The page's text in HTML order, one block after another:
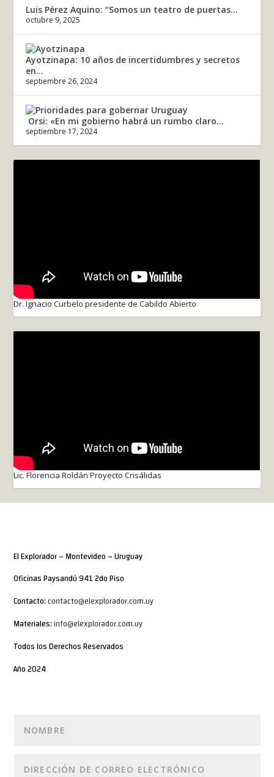
Luis Pérez Aquino: “Somos un teatro de puertas...
octubre 9, 2025
Ayotzinapa: 10 años de incertidumbres y secretos
en...
septiembre 26, 2024
Orsi: «En mi gobierno habrá un rumbo claro...
septiembre 17, 2024
Dr. Ignacio Curbelo presidente de Cabildo Abierto
Lic. Florencia Roldán Proyecto Crisálidas
El Explorador – Montevideo – Uruguay
Oficinas Paysandú 941 2do Piso
Contacto:contacto@elexplorador.com.uy
Materiales:info@elexplorador.com.uy
Todos los Derechos Reservados
Año 2024